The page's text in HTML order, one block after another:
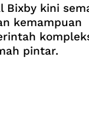
Bixby kini
kemampuan
pintar.